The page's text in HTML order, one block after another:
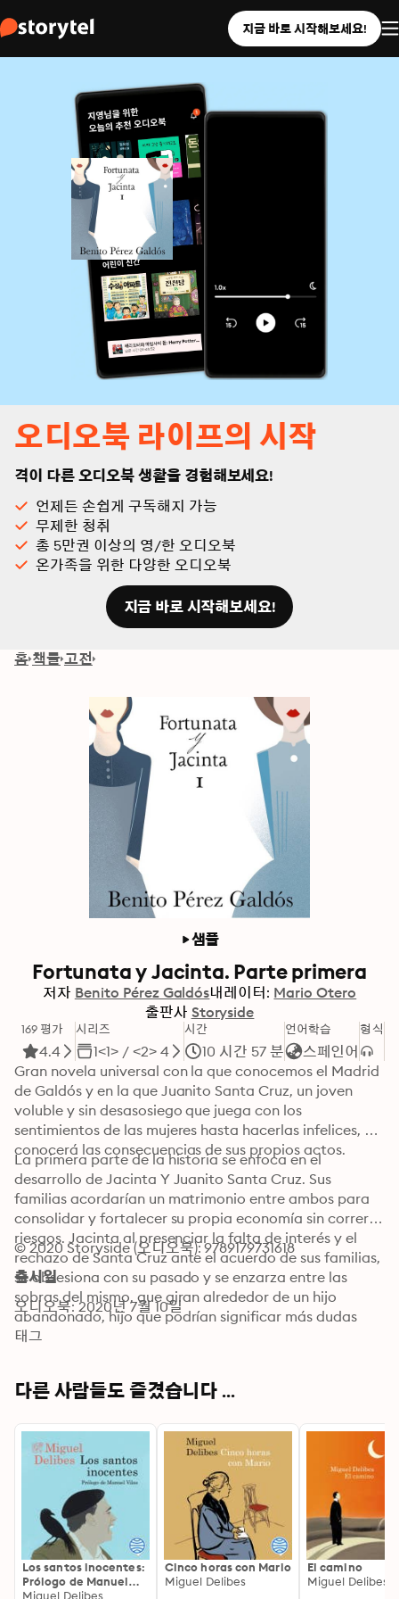
지금 바로 시작해보세요!
오디오북 라이프의 시작
격이 다른 오디오북 생활을 경험해보세요!
언제든 손쉽게 구독해지 가능
무제한 청취
총 5만권 이상의 영/한 오디오북
온가족을 위한 다양한 오디오북
지금 바로 시작해보세요!
홈 책들 고전
샘플
Fortunata y Jacinta. Parte primera
저자 Benito Pérez Galdós내레이터: Mario Otero
출판사 Storyside
169 평가
4.4
시리즈
1<1> / <2> 4
시간
10 시간 57 분
언어학습
스페인어
형식
Gran novela universal con la que conocemos el Madrid
de Galdós y en la que Juanito Santa Cruz, un joven
voluble y sin desasosiego que juega con los
sentimientos de las mujeres hasta hacerlas infelices,
La primera parte de la historia se enfoca en el
desarrollo de Jacinta Y Juanito Santa Cruz. Sus
familias acordarían un matrimonio entre ambos para
consolidar y fortalecer su propia economía sin correr
riesgos. Jacinta al presenciar la falta de interés y el
rechazo de Santa Cruz ante el acuerdo de sus familias,
se obsesiona con su pasado y se enzarza entre las
sobras del mismo, que giran alrededor de un hijo
abandonado, hijo que podrían significar más dudas
que respuestas. Mientras tanto Fortunata desde su
dejará en paz tan fácilmente.
© 2020 Storyside (오디오북): 9789179731618
출시일
오디오북: 2020년 7월 10일
태그
다른 사람들도 즐겼습니다 ...
Los santos inocentes:
Prólogo de Manuel
Vilas
Miguel Delibes
Cinco horas con Mario
Miguel Delibes
El camino
Miguel Delibes